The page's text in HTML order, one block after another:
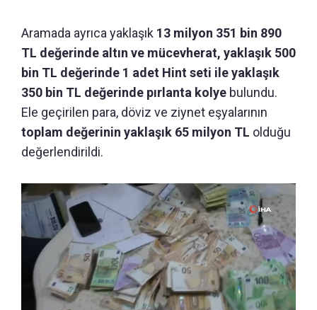
Aramada ayrıca yaklaşık 13 milyon 351 bin 890
TL değerinde altın ve mücevherat, yaklaşık 500
bin TL değerinde 1 adet Hint seti ile yaklaşık
350 bin TL değerinde pırlanta kolye bulundu.
Ele geçirilen para, döviz ve ziynet eşyalarının
toplam değerinin yaklaşık 65 milyon TL olduğu
değerlendirildi.